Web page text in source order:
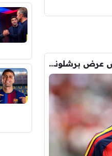
عاجل : مانشستر سيتي يرفض عرض برشلونة الاول لضم رودري.. ويسخر من قيمته